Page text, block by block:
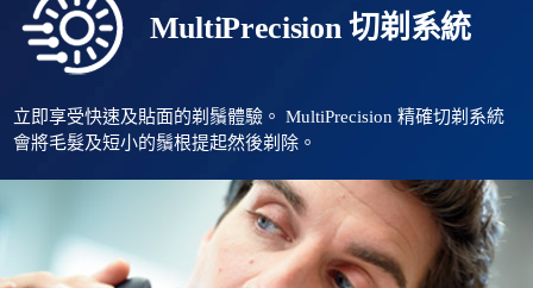
MultiPrecision 切剃系統
立即享受快速及貼面的剃鬚體驗。 MultiPrecision 精確切剃系統
會將毛髮及短小的鬚根提起然後剃除。